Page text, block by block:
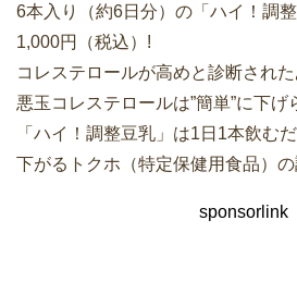
6本入り（約6日分）の「ハイ！調
1,000円（税込）!
コレステロールが高めと診断された
悪玉コレステロールは”簡単”に下げ
「ハイ！調整豆乳」は1日1本飲む
下がるトクホ（特定保健用食品）の
sponsorlink